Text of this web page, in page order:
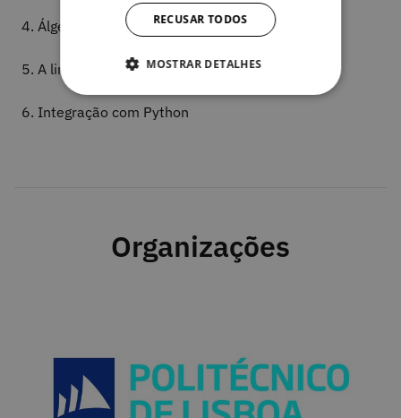
4. Álgebra Relacional
5. A linguagem SQL
6. Integração com Python
Organizações
RECUSAR TODOS
MOSTRAR DETALHES